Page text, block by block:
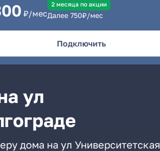
₽/мес
2 месяцa по акции
Далее 750₽/мес
Подключить
ул
дома на ул Университетская